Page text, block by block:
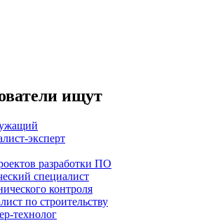
ищут
эксперт
разработки ПО
специалист
контроля
по строительству
технолог